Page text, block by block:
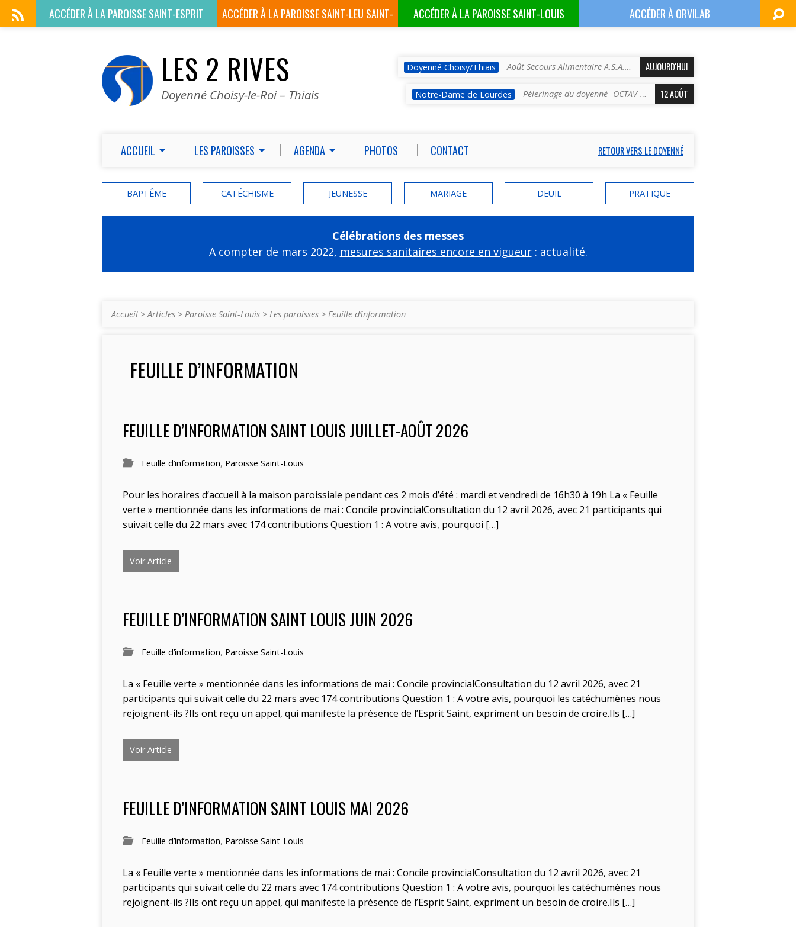
ACCÉDER À LAPAROISSE SAINT-ESPRIT ACCÉDER À LAPAROISSE SAINT-LEU SAINT-
ACCÉDER À LAPAROISSE SAINT-LOUIS ACCÉDER ÀORVILAB
LES 2 RIVES
Doyenné Choisy-le-Roi – Thiais
Doyenné Choisy/Thiais Août Secours Alimentaire A.S.A.… AUJOURD'HUI
Notre-Dame de Lourdes Pèlerinage du doyenné -OCTAV-… 12 AOÛT
ACCUEIL LES PAROISSES AGENDA PHOTOS CONTACT RETOUR VERS LE DOYENNÉ
BAPTÊME CATÉCHISME JEUNESSE MARIAGE DEUIL PRATIQUE
Célébrations des messes
A compter de mars 2022, mesures sanitaires encore en vigueur: actualité.
Accueil >Articles > Paroisse Saint-Louis > Les paroisses > Feuille d’information
FEUILLE D’INFORMATION
FEUILLE D’INFORMATION SAINT LOUIS JUILLET-AOÛT 2026
Feuille d’information, Paroisse Saint-Louis
Pour les horaires d’accueil à la maison paroissiale pendant ces 2 mois d’été : mardi et vendredi de 16h30 à 19h La « Feuille
verte » mentionnée dans les informations de mai : Concile provincialConsultation du 12 avril 2026, avec 21 participants qui
suivait celle du 22 mars avec 174 contributions Question 1 : A votre avis, pourquoi […]
Voir Article
FEUILLE D’INFORMATION SAINT LOUIS JUIN 2026
Feuille d’information, Paroisse Saint-Louis
La « Feuille verte » mentionnée dans les informations de mai : Concile provincialConsultation du 12 avril 2026, avec 21
participants qui suivait celle du 22 mars avec 174 contributions Question 1 : A votre avis, pourquoi les catéchumènes nous
rejoignent-ils ?Ils ont reçu un appel, qui manifeste la présence de l’Esprit Saint, expriment un besoin de croire.Ils […]
Voir Article
FEUILLE D’INFORMATION SAINT LOUIS MAI 2026
Feuille d’information, Paroisse Saint-Louis
La « Feuille verte » mentionnée dans les informations de mai : Concile provincialConsultation du 12 avril 2026, avec 21
participants qui suivait celle du 22 mars avec 174 contributions Question 1 : A votre avis, pourquoi les catéchumènes nous
rejoignent-ils ?Ils ont reçu un appel, qui manifeste la présence de l’Esprit Saint, expriment un besoin de croire.Ils […]